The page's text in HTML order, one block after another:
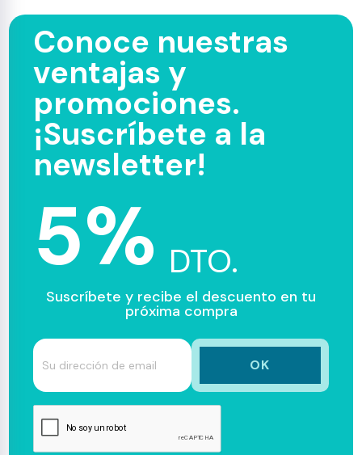
Conoce nuestras
ventajas y
promociones.
¡Suscríbete a la
newsletter!
5% DTO.
Suscríbete y recibe el descuento en tu
próxima compra